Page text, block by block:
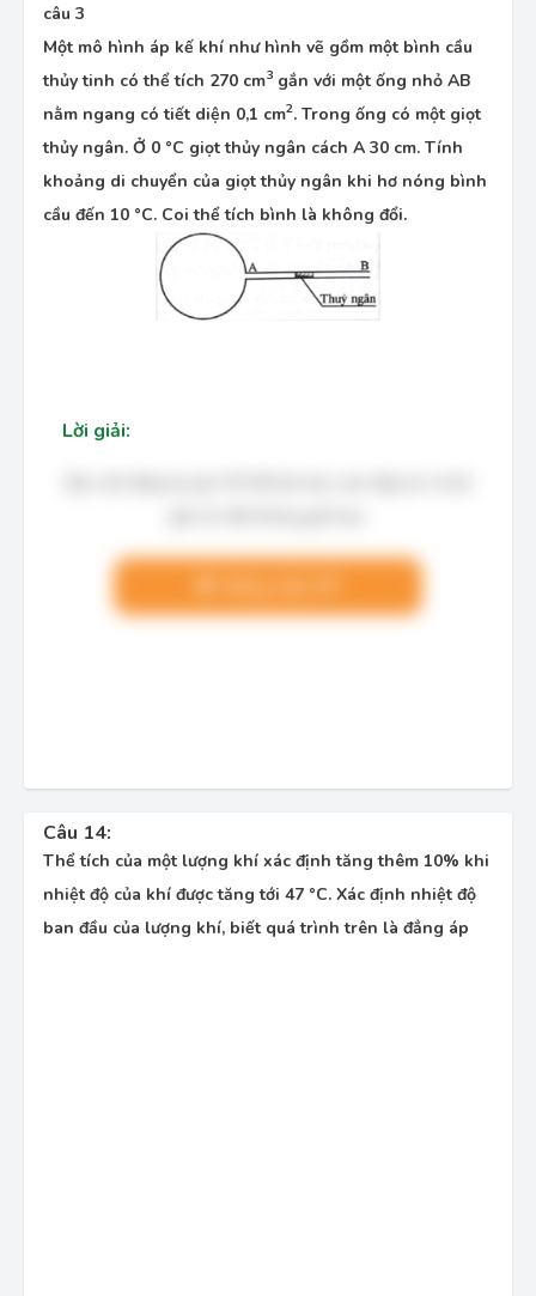
câu 3
Một mô hình áp kế khí như hình vẽ gồm một bình cầu
thủy tinh có thể tích 270 cm3 gắn với một ống nhỏ AB
nằm ngang có tiết diện 0,1 cm2. Trong ống có một giọt
thủy ngân. Ở 0 °C giọt thủy ngân cách A 30 cm. Tính
khoảng di chuyển của giọt thủy ngân khi hơ nóng bình
cầu đến 10 °C. Coi thể tích bình là không đổi.
Lời giải:
Câu 14:
Thể tích của một lượng khí xác định tăng thêm 10% khi
nhiệt độ của khí được tăng tới 47 °C. Xác định nhiệt độ
ban đầu của lượng khí, biết quá trình trên là đẳng áp